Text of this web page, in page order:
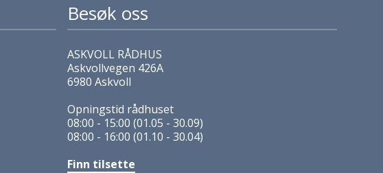
Besøk oss
ASKVOLL RÅDHUS
Askvollvegen 426A
6980 Askvoll
Opningstid rådhuset
08:00 - 15:00 (01.05 - 30.09)
08:00 - 16:00 (01.10 - 30.04)
Finn tilsette